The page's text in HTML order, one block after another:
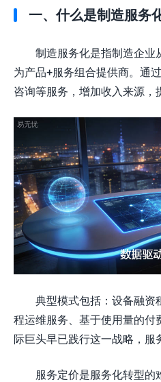
一、什么是制造服务
制造服务化是指制造企业
为产品+服务组合提供商。通
咨询等服务，增加收入来源，
典型模式包括：设备融资
程运维服务、基于使用量的付
际巨头早已践行这一战略，服
服务定价是服务化转型的